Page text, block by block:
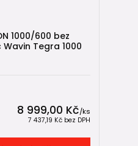
1000/600 bez
Tegra 1000
8 999,00 Kč/ks
7 437,19 Kč bez DPH